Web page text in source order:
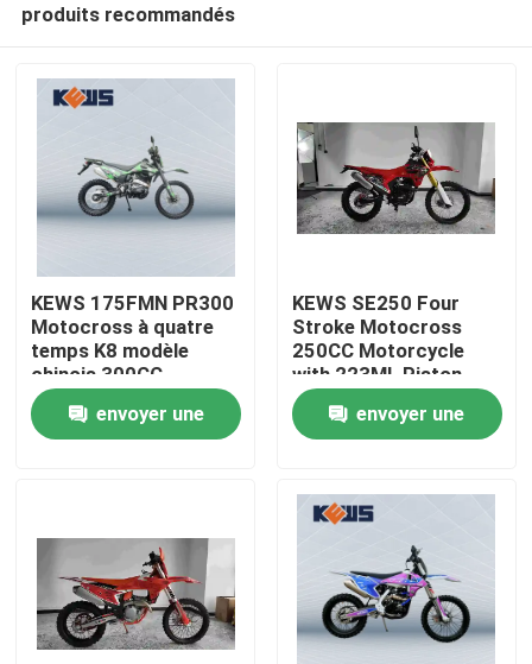
Maison
Produits
Visite d'usine
produits recommandés
KEWS 175FMN PR300
Motocross à quatre
temps K8 modèle
chinois 300CC
Motocycle
Motocyclesenvoyer une
KEWS SE250 Four
Stroke Motocross
250CC Motorcycle
with 223ML Piston
Displacement 15/8500
Maximum Power and
19/6500 Maximum
envoyer une